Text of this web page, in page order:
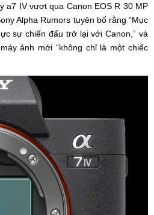
a7 IV vượt qua Canon EOS R 30 MP
Alpha Rumors tuyên bố rằng “Mục
sự chiến đấu trở lại với Canon,” và
ảnh mới “không chỉ là một chiếc